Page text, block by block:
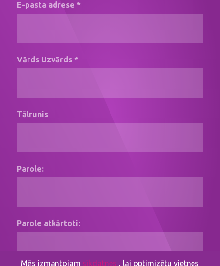
E-pasta adrese *
Vārds Uzvārds *
Tālrunis
Parole:
Parole atkārtoti:
Mēs izmantojam sīkdatnes , lai optimizētu vietnes